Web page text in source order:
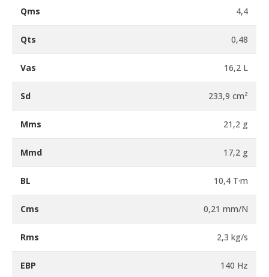
Qms 4,4
Qts 0,48
Vas 16,2 L
Sd 233,9 cm²
Mms 21,2 g
Mmd 17,2 g
BL 10,4 T·m
Cms 0,21 mm/N
Rms 2,3 kg/s
EBP 140 Hz